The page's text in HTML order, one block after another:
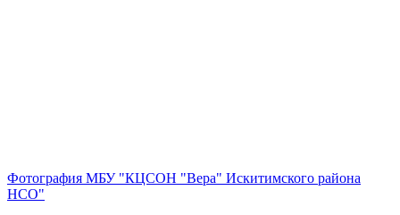
Фотография МБУ "КЦСОН "Вера" Искитимского района
НСО"